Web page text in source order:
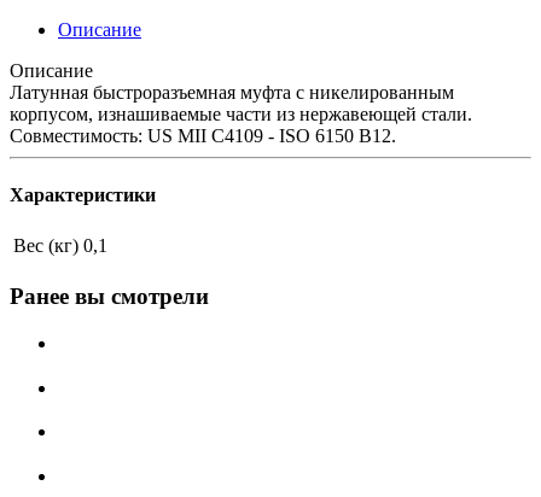
Описание
Описание
Латунная быстроразъемная муфта с никелированным
корпусом, изнашиваемые части из нержавеющей стали.
Совместимость: US MII C4109 - ISO 6150 B12.
Характеристики
Вес (кг) 0,1
Ранее вы смотрели